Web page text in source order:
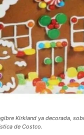
Kirkland ya decorada,
de Costco.